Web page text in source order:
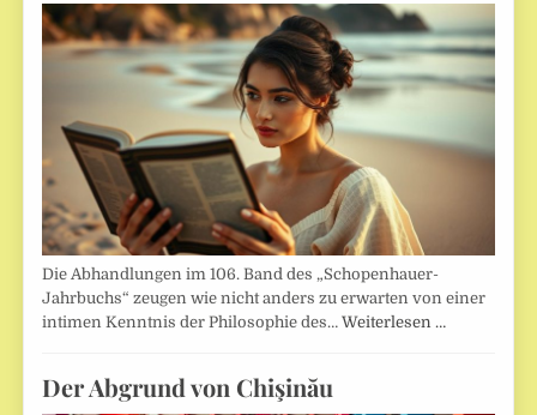
Die Abhandlungen im 106. Band des „Schopenhauer-
Jahrbuchs“ zeugen wie nicht anders zu erwarten von einer
intimen Kenntnis der Philosophie des…Weiterlesen …
Der Abgrund von Chişinău